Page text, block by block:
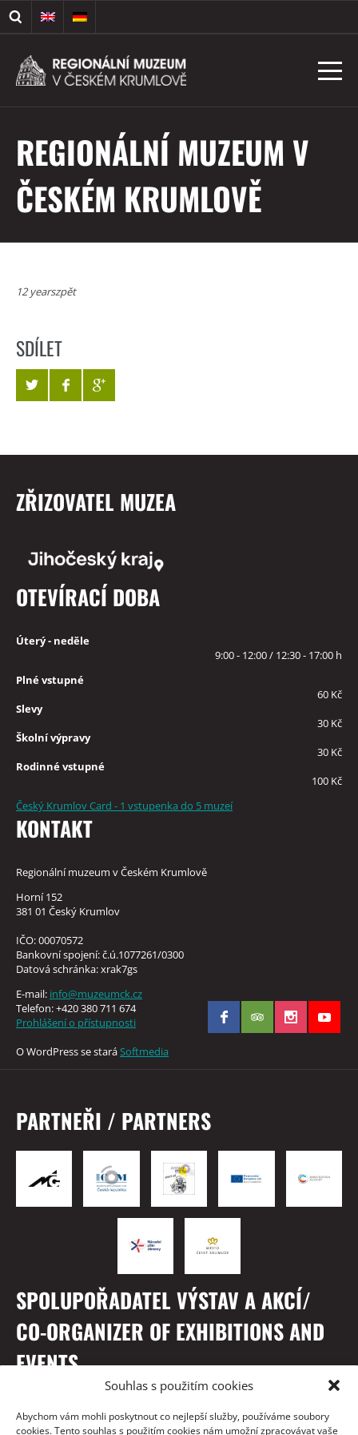
Souhlas s použitím cookies
Abychom vám mohli poskytnout co nejlepší služby, používáme soubory
cookies. Tento souhlas s použitím cookies nám umožní zpracovávat vaše
REGIONÁLNÍ MUZEUM V
ČESKÉM KRUMLOVĚ
12 yearszpět
SDÍLET
ZŘIZOVATEL MUZEA
OTEVÍRACÍ DOBA
Úterý - neděle
9:00 - 12:00 / 12:30 - 17:00 h
Plné vstupné
60 Kč
Slevy
30 Kč
Školní výpravy
30 Kč
Rodinné vstupné
100 Kč
Český Krumlov Card - 1 vstupenka do 5 muzeí
KONTAKT
Regionální muzeum v Českém Krumlově
Horní 152
381 01 Český Krumlov
IČO: 00070572
Bankovní spojení: č.ú.1077261/0300
Datová schránka: xrak7gs
E-mail: info@muzeumck.cz
Telefon: +420 380 711 674
Prohlášení o přístupnosti
O WordPress se staráSoftmedia
PARTNEŘI / PARTNERS
SPOLUPOŘADATEL VÝSTAV A AKCÍ/
CO-ORGANIZER OF EXHIBITIONS AND
EVENTS